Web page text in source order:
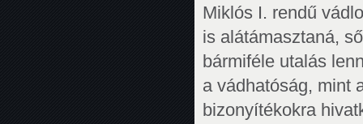
Miklós I. rendű
is alátámasztaná,
bármiféle utalás
a vádhatóság, mint
bizonyítékokra